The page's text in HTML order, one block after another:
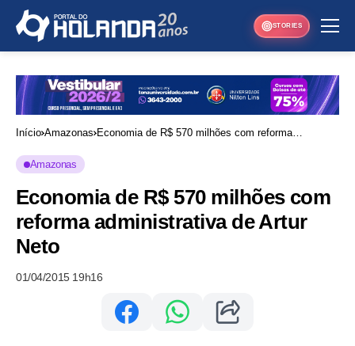
STORIES
Início Amazonas Economia de R$ 570 milhões com reforma
Amazonas
Economia de R$ 570 milhões com
reforma administrativa de Artur
Neto
01/04/2015 19h16